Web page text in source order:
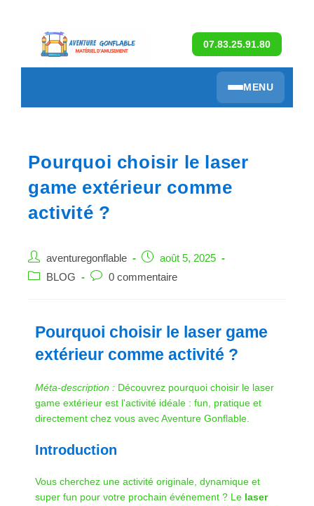
07.83.25.91.80
MENU
Pourquoi choisir le laser
game extérieur comme
activité ?
aventuregonflable
août 5, 2025
BLOG
0 commentaire
Pourquoi choisir le laser game
extérieur comme activité ?
Méta-description : Découvrez pourquoi choisir le laser
game extérieur est l'activité idéale : fun, pratique et
directement chez vous avec Aventure Gonflable.
Introduction
Vous cherchez une activité originale, dynamique et
super fun pour votre prochain événement ? Le laser